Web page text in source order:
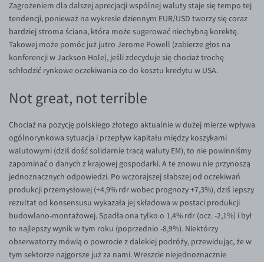
EUR/RON
EUR/SGD
EUR/TRY
EUR/ZAR
USD/CHF
GBP/CHF
Zagrożeniem dla dalszej aprecjacji wspólnej waluty staje się tempo tej
tendencji, ponieważ na wykresie dziennym EUR/USD tworzy się coraz
bardziej stroma ściana, która może sugerować niechybną korektę.
Takowej może pomóc już jutro Jerome Powell (zabierze głos na
konferencji w Jackson Hole), jeśli zdecyduje się chociaż trochę
schłodzić rynkowe oczekiwania co do kosztu kredytu w USA.
Not great, not terrible
Chociaż na pozycję polskiego złotego aktualnie w dużej mierze wpływa
ogólnorynkowa sytuacja i przepływ kapitału między koszykami
walutowymi (dziś dość solidarnie tracą waluty EM), to nie powinniśmy
zapominać o danych z krajowej gospodarki. A te znowu nie przynoszą
jednoznacznych odpowiedzi. Po wczorajszej słabszej od oczekiwań
produkcji przemysłowej (+4,9% rdr wobec prognozy +7,3%), dziś lepszy
rezultat od konsensusu wykazała jej składowa w postaci produkcji
budowlano-montażowej. Spadła ona tylko o 1,4% rdr (ocz. -2,1%) i był
to najlepszy wynik w tym roku (poprzednio -8,9%). Niektórzy
obserwatorzy mówią o powrocie z dalekiej podróży, przewidując, że w
tym sektorze najgorsze już za nami. Wreszcie niejednoznacznie